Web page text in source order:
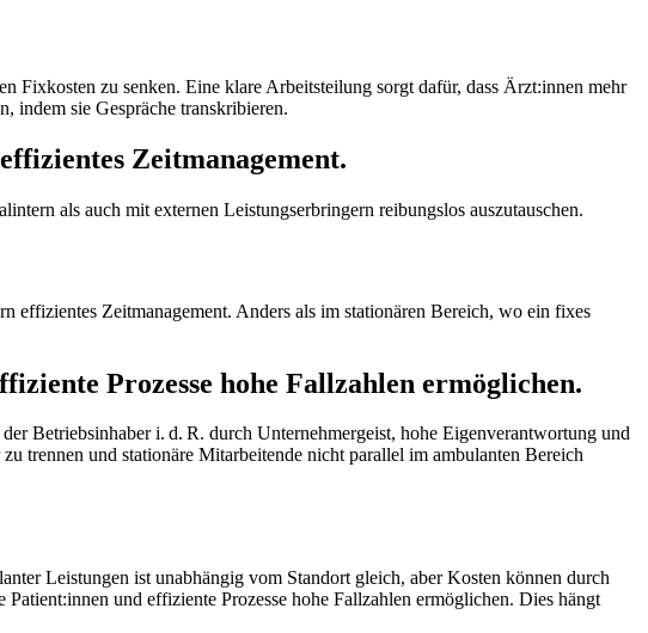
Fixkosten zu senken. Eine klare Arbeitsteilung sorgt dafür, dass Ärzt:innen mehr
indem sie Gespräche transkribieren.
Zeitmanagement.
als auch mit externen Leistungserbringern reibungslos auszutauschen.
effizientes Zeitmanagement. Anders als im stationären Bereich, wo ein fixes
Prozesse hohe Fallzahlen ermöglichen.
Betriebsinhaber i. d. R. durch Unternehmergeist, hohe Eigenverantwortung und
trennen und stationäre Mitarbeitende nicht parallel im ambulanten Bereich
Leistungen ist unabhängig vom Standort gleich, aber Kosten können durch
und effiziente Prozesse hohe Fallzahlen ermöglichen. Dies hängt